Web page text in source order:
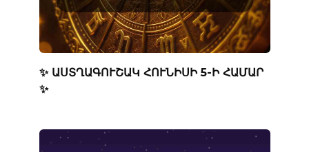
✨ ԱՍՏՂԱԳՈՒՇԱԿ ՀՈՒՆԻՍԻ 5-Ի ՀԱՄԱՐ
✨